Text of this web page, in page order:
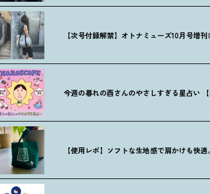
【次号付録解禁】オトナミューズ10月号増
今週の暮れの酉さんのやさしすぎる星占い
【使用レポ】ソフトな生地感で肩かけも快